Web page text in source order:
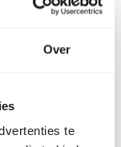
Over
te
the
with the dry